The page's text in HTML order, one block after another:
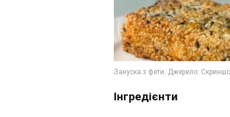
Інгредієнти